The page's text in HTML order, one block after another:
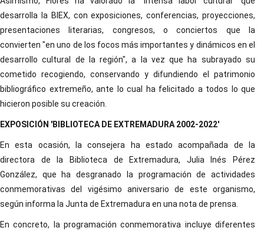
desarrolla la BIEX, con exposiciones, conferencias, proyecciones,
presentaciones literarias, congresos, o conciertos que la
convierten "en uno de los focos más importantes y dinámicos en el
desarrollo cultural de la región", a la vez que ha subrayado su
cometido recogiendo, conservando y difundiendo el patrimonio
bibliográfico extremeño, ante lo cual ha felicitado a todos lo que
hicieron posible su creación.
EXPOSICIÓN 'BIBLIOTECA DE EXTREMADURA 2002-2022'
En esta ocasión, la consejera ha estado acompañada de la
directora de la Biblioteca de Extremadura, Julia Inés Pérez
González, que ha desgranado la programación de actividades
conmemorativas del vigésimo aniversario de este organismo,
según informa la Junta de Extremadura en una nota de prensa.
En concreto, la programación conmemorativa incluye diferentes